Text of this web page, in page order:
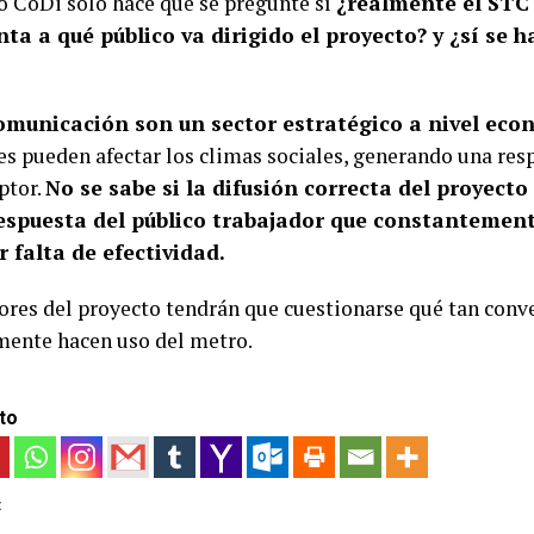
a qué público va dirigido el proyecto? y ¿sí se
son un sector estratégico a nivel
pueden afectar los climas sociales, generando una
No se sabe si la difusión correcta del proyecto
del público trabajador que
falta de efectividad.
del proyecto tendrán que cuestionarse qué tan
hacen uso del metro.